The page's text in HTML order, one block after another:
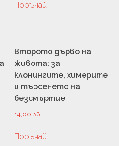
Поръчай
Второто дърво на
живота: за
клонингите, химерите
и търсенето на
безсмъртие
14,00 лв.
Поръчай